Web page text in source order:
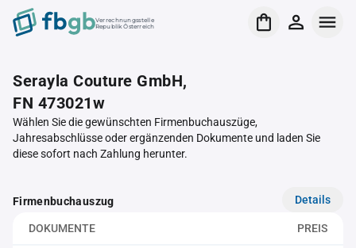
Verrechnungsstelle
Republik Österreich
Serayla Couture GmbH,
FN 473021w
Wählen Sie die gewünschten Firmenbuchauszüge,
Jahresabschlüsse oder ergänzenden Dokumente und laden Sie
diese sofort nach Zahlung herunter.
Firmenbuchauszug Details
DOKUMENTE PREIS